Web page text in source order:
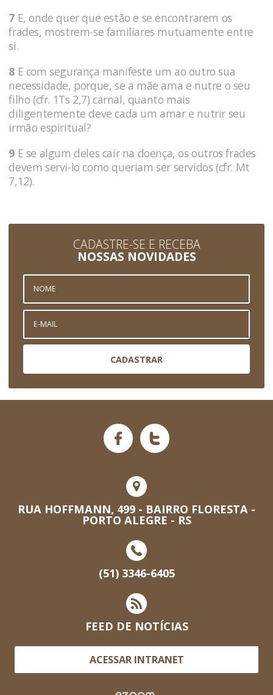
7 E, onde quer que estão e se encontrarem os
frades, mostrem-se familiares mutuamente entre
si.
8 E com segurança manifeste um ao outro sua
necessidade, porque, se a mãe ama e nutre o seu
filho (cfr. 1Ts 2,7) carnal, quanto mais
diligentemente deve cada um amar e nutrir seu
irmão espiritual?
9 E se algum deles cair na doença, os outros frades
devem servi-lo como queriam ser servidos (cfr. Mt
7,12).
CADASTRE-SE E RECEBA
NOSSAS NOVIDADES
CADASTRAR
RUA HOFFMANN, 499 - BAIRRO FLORESTA -
PORTO ALEGRE - RS
(51) 3346-6405
FEED DE NOTÍCIAS
ACESSAR INTRANET